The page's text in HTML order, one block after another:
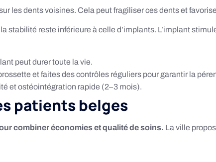
les dents voisines. Cela peut fragiliser ces dents et
reste inférieure à celle d’implants. L’implant
peut durer toute la vie.
et faites des contrôles réguliers pour garantir la
et ostéointégration rapide (2–3 mois).
patients belges
combiner économies et qualité de soins. La ville